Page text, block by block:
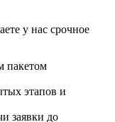
у нас срочное
пакетом
этапов и
заявки до